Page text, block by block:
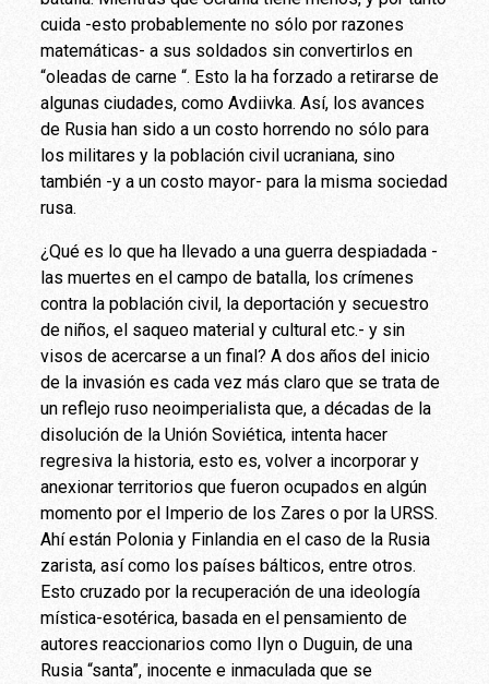
cuida -esto probablemente no sólo por razones
matemáticas- a sus soldados sin convertirlos en
“oleadas de carne “. Esto la ha forzado a retirarse de
algunas ciudades, como Avdiivka. Así, los avances
de Rusia han sido a un costo horrendo no sólo para
los militares y la población civil ucraniana, sino
también -y a un costo mayor- para la misma sociedad
rusa.
¿Qué es lo que ha llevado a una guerra despiadada -
las muertes en el campo de batalla, los crímenes
contra la población civil, la deportación y secuestro
de niños, el saqueo material y cultural etc.- y sin
visos de acercarse a un final? A dos años del inicio
de la invasión es cada vez más claro que se trata de
un reflejo ruso neoimperialista que, a décadas de la
disolución de la Unión Soviética, intenta hacer
regresiva la historia, esto es, volver a incorporar y
anexionar territorios que fueron ocupados en algún
momento por el Imperio de los Zares o por la URSS.
Ahí están Polonia y Finlandia en el caso de la Rusia
zarista, así como los países bálticos, entre otros.
Esto cruzado por la recuperación de una ideología
mística-esotérica, basada en el pensamiento de
autores reaccionarios como Ilyn o Duguin, de una
Rusia “santa”, inocente e inmaculada que se